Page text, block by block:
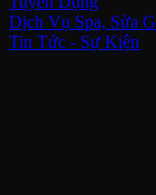
Dịch Vụ Spa, Sửa
Tin Tức - Sự Kiện